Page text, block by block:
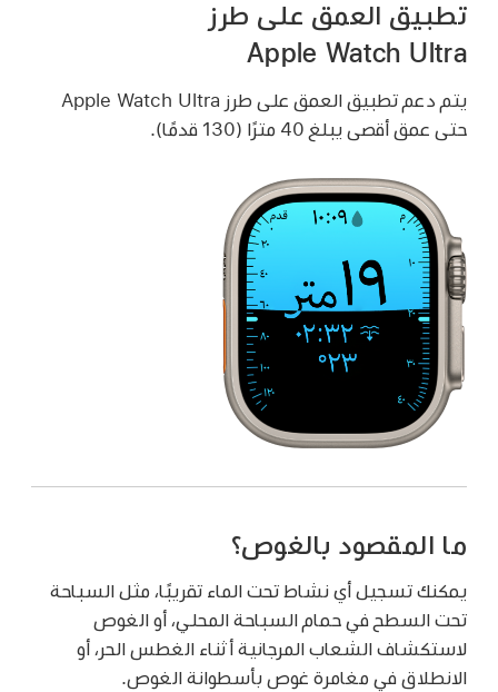
تطبيق العمق على طرز
Apple Watch Ultra
يتم دعم تطبيق العمق على طرز Apple Watch Ultra
حتى عمق أقصى يبلغ 40 مترًا (130 قدمًا).
ما المقصود بالغوص؟
يمكنك تسجيل أي نشاط تحت الماء تقريبًا، مثل السباحة
تحت السطح في حمام السباحة المحلي، أو الغوص
لاستكشاف الشعاب المرجانية أثناء الغطس الحر، أو
الانطلاق في مغامرة غوص بأسطوانة الغوص.